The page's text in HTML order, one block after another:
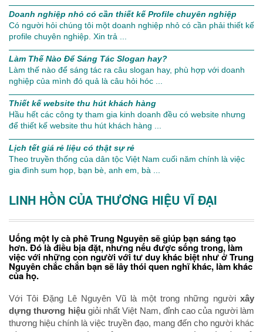
Doanh nghiệp nhỏ có cần thiết kế Profile chuyên nghiệp
Có người hỏi chúng tôi một doanh nghiệp nhỏ có cần phải thiết kế
profile chuyên nghiệp. Xin trả ...
Làm Thế Nào Để Sáng Tác Slogan hay?
Làm thế nào để sáng tác ra câu slogan hay, phù hợp với doanh
nghiệp của mình đó quả là câu hỏi hóc ...
Thiết kế website thu hút khách hàng
Hầu hết các công ty tham gia kinh doanh đều có website nhưng
để thiết kế website thu hút khách hàng ...
Lịch tết giá rẻ liệu có thật sự rẻ
Theo truyền thống của dân tộc Việt Nam cuối năm chính là việc
gia đình sum họp, bạn bè, anh em, bà ...
LINH HỒN CỦA THƯƠNG HIỆU VĨ ĐẠI
Uống một ly cà phê Trung Nguyên sẽ giúp bạn sáng tạo
hơn. Đó là điều bịa đặt, nhưng nếu được sống trong, làm
việc với những con người với tư duy khác biệt như ở Trung
Nguyên chắc chắn bạn sẽ lây thói quen nghĩ khác, làm khác
của họ.
Với Tôi Đặng Lê Nguyên Vũ là một trong những người xây
dựng thương hiệu giỏi nhất Việt Nam, đỉnh cao của người làm
thương hiệu chính là việc truyền đạo, mang đến cho người khác